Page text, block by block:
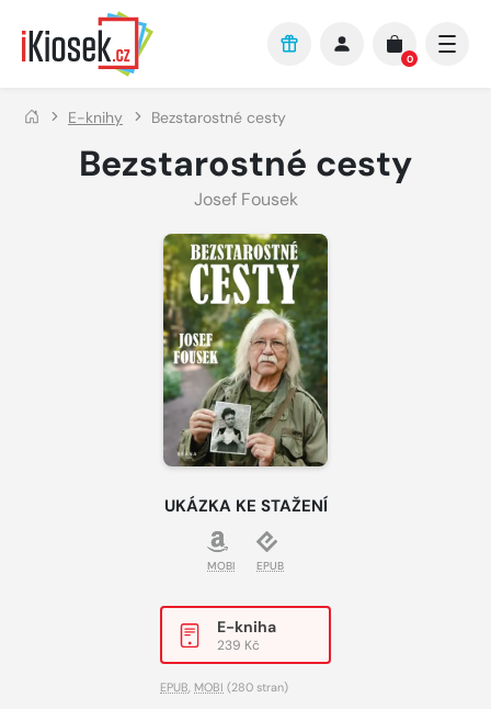
Přejít na hlavní obsah
0
E-knihy Bezstarostné cesty
Bezstarostné cesty
Josef Fousek
UKÁZKA KE STAŽENÍ
MOBI EPUB
E-kniha
239 Kč
EPUB, MOBI (280 stran)